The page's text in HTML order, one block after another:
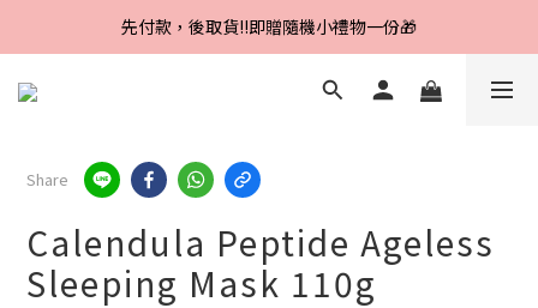
Line好友招募中，首購、回購皆贈100元
Line好友招募中，首購、回購皆贈100元
先付款，後取貨‼️即贈隨機小禮物一份🎁
Share
Calendula Peptide Ageless
Sleeping Mask 110g